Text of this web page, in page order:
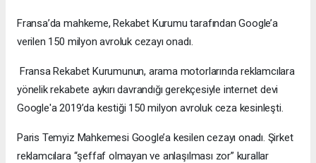
Fransa’da mahkeme, Rekabet Kurumu tarafından Google’a
verilen 150 milyon avroluk cezayı onadı.
Fransa Rekabet Kurumunun, arama motorlarında reklamcılara
yönelik rekabete aykırı davrandığı gerekçesiyle internet devi
Google'a 2019’da kestiği 150 milyon avroluk ceza kesinleşti.
Paris Temyiz Mahkemesi Google’a kesilen cezayı onadı. Şirket
reklamcılara “şeffaf olmayan ve anlaşılması zor” kurallar